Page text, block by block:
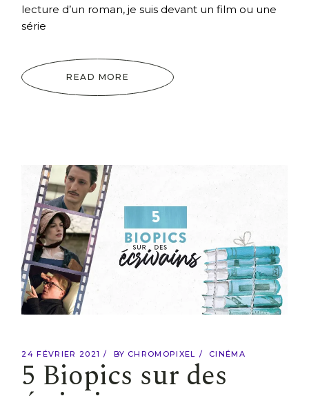
lecture d’un roman, je suis devant un film ou une
série
READ MORE
24 FÉVRIER 2021 BY CHROMOPIXEL CINÉMA
5 Biopics sur des